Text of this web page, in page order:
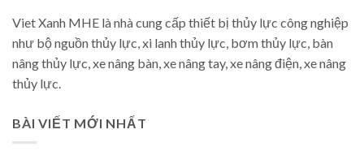
Viet Xanh MHE là nhà cung cấp thiết bị thủy lực công nghiệp
như bộ nguồn thủy lực, xi lanh thủy lực, bơm thủy lực, bàn
nâng thủy lực, xe nâng bàn, xe nâng tay, xe nâng điện, xe nâng
thủy lực.
BÀI VIẾT MỚI NHẤT